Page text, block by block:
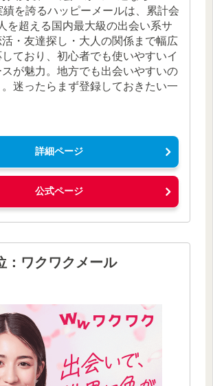
績を誇るハッピーメールは、累計会
を超える国内最大級の出会い系サ
・友達探し・大人の関係まで幅広
ており、初心者でも使いやすいイ
が魅力。地方でも出会いやすいの
。迷ったらまず登録しておきたい一
詳細ページ
公式ページ
：ワクワクメール